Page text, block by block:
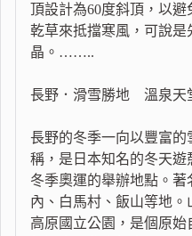
頂設計為60度斜頂，以
乾草來抵擋寒風，可說是
晶。……..
長野．滑雪勝地 溫泉天
長野的冬季一向以豐富的
稱，是日本知名的冬天遊
冬季奧運的舉辦地點。著
內、白馬村、飯山等地
高原國立公園，是個原